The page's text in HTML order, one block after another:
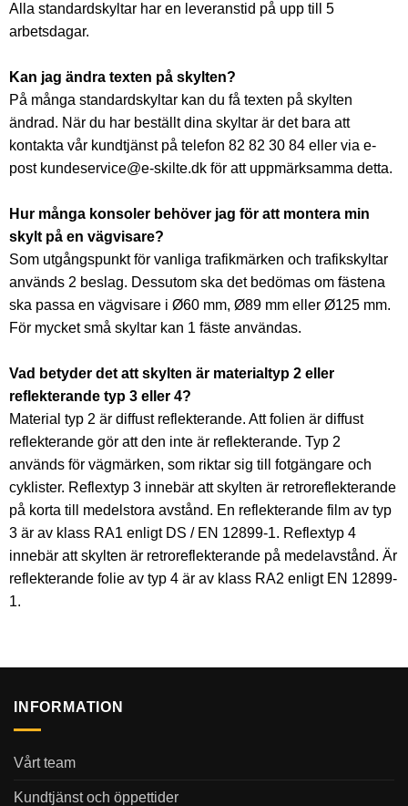
Alla standardskyltar har en leveranstid på upp till 5
arbetsdagar.
Kan jag ändra texten på skylten?
På många standardskyltar kan du få texten på skylten
ändrad. När du har beställt dina skyltar är det bara att
kontakta vår kundtjänst på telefon 82 82 30 84 eller via e-
post kundeservice@e-skilte.dk för att uppmärksamma detta.
Hur många konsoler behöver jag för att montera min
skylt på en vägvisare?
Som utgångspunkt för vanliga trafikmärken och trafikskyltar
används 2 beslag. Dessutom ska det bedömas om fästena
ska passa en vägvisare i Ø60 mm, Ø89 mm eller Ø125 mm.
För mycket små skyltar kan 1 fäste användas.
Vad betyder det att skylten är materialtyp 2 eller
reflekterande typ 3 eller 4?
Material typ 2 är diffust reflekterande. Att folien är diffust
reflekterande gör att den inte är reflekterande. Typ 2
används för vägmärken, som riktar sig till fotgängare och
cyklister. Reflextyp 3 innebär att skylten är retroreflekterande
på korta till medelstora avstånd. En reflekterande film av typ
3 är av klass RA1 enligt DS / EN 12899-1. Reflextyp 4
innebär att skylten är retroreflekterande på medelavstånd. Är
reflekterande folie av typ 4 är av klass RA2 enligt EN 12899-
1.
INFORMATION
Vårt team
Kundtjänst och öppettider